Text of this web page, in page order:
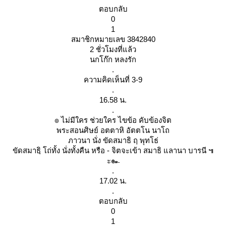
ตอบกลับ
0
1
สมาชิกหมายเลข 3842840
2 ชั่วโมงที่แล้ว
นกโก๊ก หลงรัก
.
ความคิดเห็นที่ 3-9
.
16.58 น.
.
๏ ไม่มีใคร ช่วยใคร ไขข้อ คับข้องจิต
พระสอนศิษย์ อตตาหิ อัตตโน นาโถ
ภาวนา นั่ง ขัดสมาธิ ฤ พุทโธ่
ขัดสมาธฺิ โถ่ทั้ง นั่งทั้งคืน หรือ - จิตจะเข้า สมาธิ แลานา บารนี ๚
ะ๛
.
17.02 น.
.
ตอบกลับ
0
1